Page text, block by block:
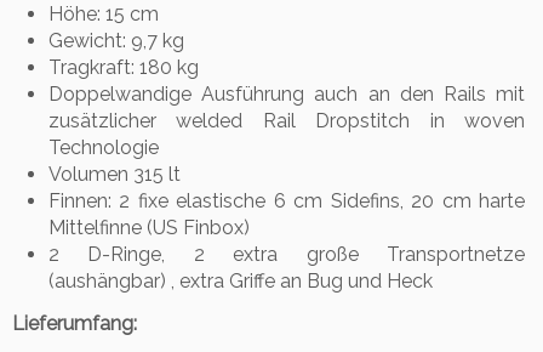
Höhe: 15 cm
Gewicht: 9,7 kg
Tragkraft: 180 kg
Doppelwandige Ausführung auch an den Rails mit
zusätzlicher welded Rail Dropstitch in woven
Technologie
Volumen 315 lt
Finnen: 2 fixe elastische 6 cm Sidefins, 20 cm harte
Mittelfinne (US Finbox)
2 D-Ringe, 2 extra große Transportnetze
(aushängbar) , extra Griffe an Bug und Heck
Lieferumfang: